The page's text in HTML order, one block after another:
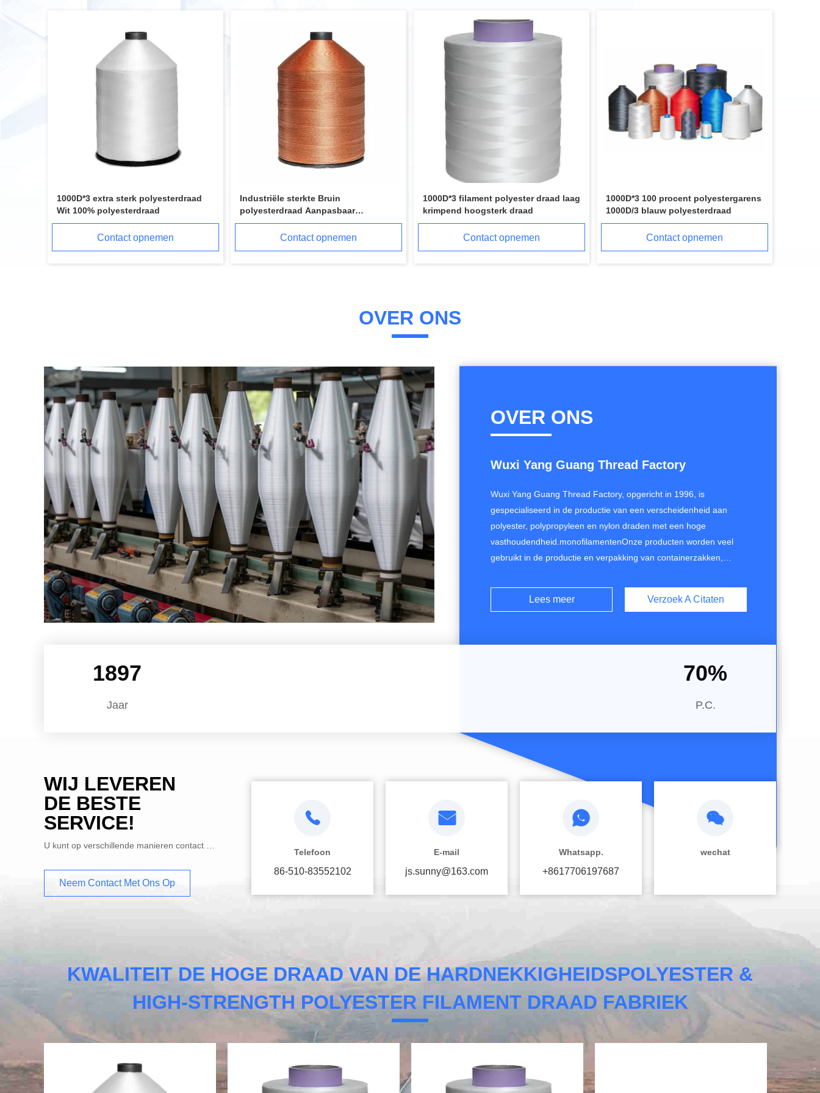
1000D*3 extra sterk polyesterdraad
Wit 100% polyesterdraad
Contact opnemen
Industriële sterkte Bruin
polyesterdraad Aanpasbaar
kleurdraad
Contact opnemen
1000D*3 filament polyester draad laag
krimpend hoogsterk draad
Contact opnemen
1000D*3 100 procent polyestergarens
1000D/3 blauw polyesterdraad
Contact opnemen
OVER ONS
OVER ONS
Wuxi Yang Guang Thread Factory
Wuxi Yang Guang Thread Factory, opgericht in 1996, is
gespecialiseerd in de productie van een verscheidenheid aan
polyester, polypropyleen en nylon draden met een hoge
vasthoudendheid.monofilamentenOnze producten worden veel
gebruikt in de productie en verpakking van containerzakken,
plastic geweven zakken,zijpbanden, chemicaliën, plastic granulatie,
rubber, plastic buizen, meststoffen, gordijnen, schoenen, voedsel
Lees meer Verzoek A Citaten
1996
Jaar
70%
P.C.
WIJ LEVEREN
DE BESTE
SERVICE!
Neem Contact Met Ons Op
Telefoon
86-510-83552102
E-mail
js.sunny@163.com
Whatsapp.
+8617706197687
wechat
KWALITEIT DE HOGE DRAAD VAN DE HARDNEKKIGHEIDSPOLYESTER &
HIGH-STRENGTH POLYESTER FILAMENT DRAAD FABRIEK